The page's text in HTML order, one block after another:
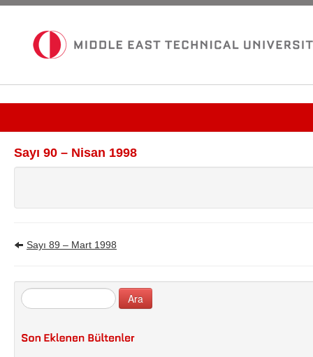
Tüm Bültenler
Sayı 90 – Nisan 1998
Sayı 89 – Mart 1998